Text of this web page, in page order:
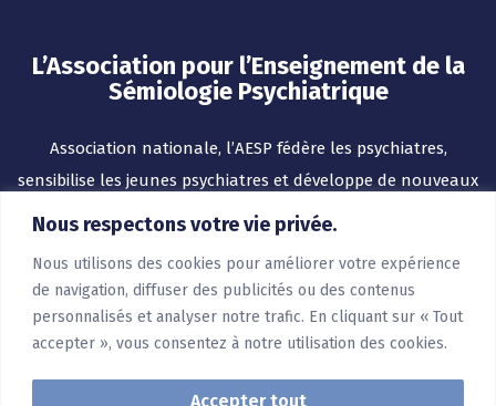
Nous respectons votre vie privée.
Nous utilisons des cookies pour améliorer votre expérience
de navigation, diffuser des publicités ou des contenus
personnalisés et analyser notre trafic. En cliquant sur « Tout
accepter », vous consentez à notre utilisation des cookies.
Accepter tout
L’Association pour l’Enseignement de la
Sémiologie Psychiatrique
Association nationale, l’AESP fédère les psychiatres,
sensibilise les jeunes psychiatres et développe de nouveaux
outils pour l’enseignement.